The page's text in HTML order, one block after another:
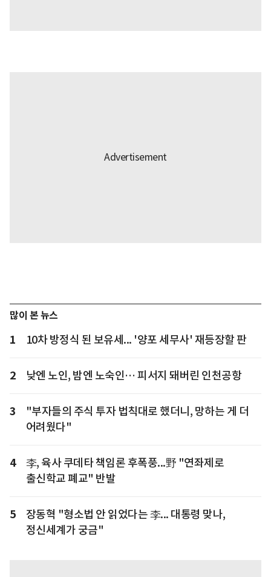
많이 본 뉴스
1 10차 방정식 된 보유세... '양포 세무사' 재등장할 판
2 낮엔 노인, 밤엔 노숙인… 피서지 돼버린 인천공항
3
"부자들의 주식 투자 법칙대로 했더니, 망하는 게 더
어려웠다"
4
李, 육사 쿠데타 책임론 후폭풍...野 "연좌제로
출신학교 폐교" 반발
5
장동혁 "형소법 안 읽었다는 李... 대통령 맞나,
정신세계가 궁금"